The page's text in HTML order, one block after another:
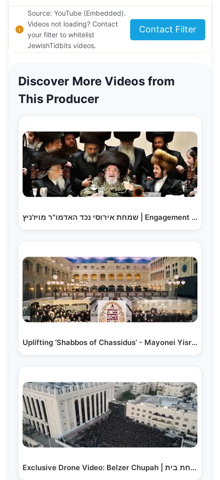
Source: YouTube (Embedded).
Videos not loading? Contact
your filter to whitelist
JewishTidbits videos.
Contact Filter
Discover More Videos from
This Producer
שמחת אירוסי נכד האדמו"ר מויז'ניץ | Engagement of the…
Uplifting ‘Shabbos of Chassidus’ - Mayonei Yisroel |…
Exclusive Drone Video: Belzer Chupah | שמחת בית…